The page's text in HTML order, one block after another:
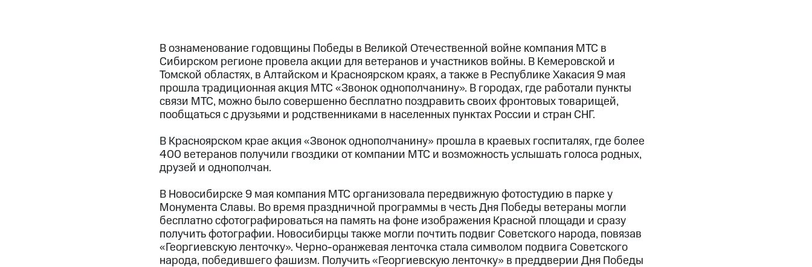
В ознаменование годовщины Победы в Великой Отечественной войне компания МТС в
Сибирском регионе провела акции для ветеранов и участников войны. В Кемеровской и
Томской областях, в Алтайском и Красноярском краях, а также в Республике Хакасия 9 мая
прошла традиционная акция МТС «Звонок однополчанину». В городах, где работали пункты
связи МТС, можно было совершенно бесплатно поздравить своих фронтовых товарищей,
пообщаться с друзьями и родственниками в населенных пунктах России и стран СНГ.
В Красноярском крае акция «Звонок однополчанину» прошла в краевых госпиталях, где более
400 ветеранов получили гвоздики от компании МТС и возможность услышать голоса родных,
друзей и однополчан.
В Новосибирске 9 мая компания МТС организовала передвижную фотостудию в парке у
Монумента Славы. Во время праздничной программы в честь Дня Победы ветераны могли
бесплатно сфотографироваться на память на фоне изображения Красной площади и сразу
получить фотографии. Новосибирцы также могли почтить подвиг Советского народа, повязав
«Георгиевскую ленточку». Черно-оранжевая ленточка стала символом подвига Советского
народа, победившего фашизм. Получить «Георгиевскую ленточку» в преддверии Дня Победы